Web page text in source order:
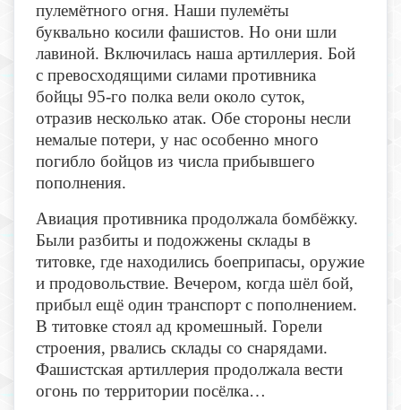
пулемётного огня. Наши пулемёты
буквально косили фашистов. Но они шли
лавиной. Включилась наша артиллерия. Бой
с превосходящими силами противника
бойцы 95-го полка вели около суток,
отразив несколько атак. Обе стороны несли
немалые потери, у нас особенно много
погибло бойцов из числа прибывшего
пополнения.
Авиация противника продолжала бомбёжку.
Были разбиты и подожжены склады в
титовке, где находились боеприпасы, оружие
и продовольствие. Вечером, когда шёл бой,
прибыл ещё один транспорт с пополнением.
В титовке стоял ад кромешный. Горели
строения, рвались склады со снарядами.
Фашистская артиллерия продолжала вести
огонь по территории посёлка…